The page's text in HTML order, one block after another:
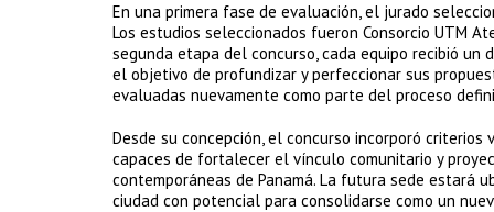
En una primera fase de evaluación, el jurado
Los estudios seleccionados fueron Consorcio UTM
segunda etapa del concurso, cada equipo recibió un
el objetivo de profundizar y perfeccionar sus
evaluadas nuevamente como parte del proceso
Desde su concepción, el concurso incorporó
capaces de fortalecer el vínculo comunitario y
contemporáneas de Panamá. La futura sede estará
ciudad con potencial para consolidarse como un